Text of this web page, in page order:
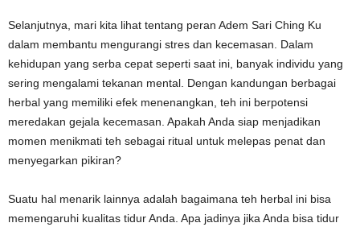
Selanjutnya, mari kita lihat tentang peran Adem Sari Ching Ku
dalam membantu mengurangi stres dan kecemasan. Dalam
kehidupan yang serba cepat seperti saat ini, banyak individu yang
sering mengalami tekanan mental. Dengan kandungan berbagai
herbal yang memiliki efek menenangkan, teh ini berpotensi
meredakan gejala kecemasan. Apakah Anda siap menjadikan
momen menikmati teh sebagai ritual untuk melepas penat dan
menyegarkan pikiran?
Suatu hal menarik lainnya adalah bagaimana teh herbal ini bisa
memengaruhi kualitas tidur Anda. Apa jadinya jika Anda bisa tidur